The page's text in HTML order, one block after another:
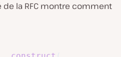
la RFC montre comment